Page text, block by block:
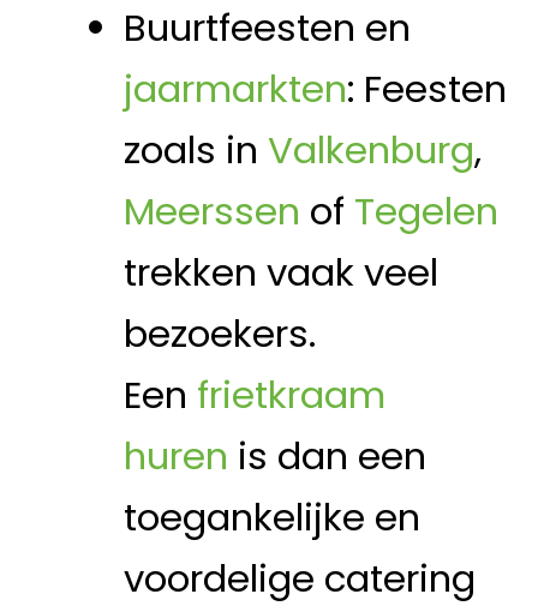
Buurtfeesten en
jaarmarkten: Feesten
zoals in Valkenburg,
Meerssen of Tegelen
trekken vaak veel
bezoekers.
Een frietkraam
huren is dan een
toegankelijke en
voordelige catering